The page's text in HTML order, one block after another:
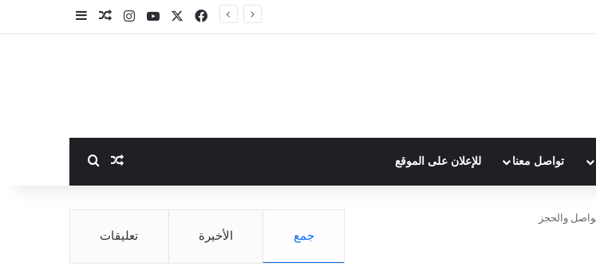
فيسبوك ‫YouTubeانستقراممقال عشوائي
تواصل معنا للإعلان على الموقع مقال عشوائي
جمع الأخيرة تعليقات